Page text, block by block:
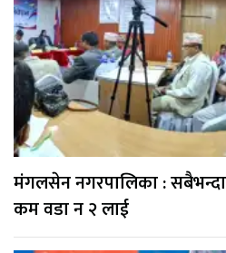
मंगलसेन नगरपालिका :
कम वडा न २ लाई